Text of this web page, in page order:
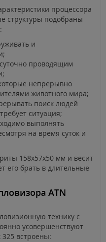
процессора
структуры подобраны
и
проводящим
непрерывно
животного мира;
поиск людей
ситуация;
выполнять
на время суток и
158x57x50 мм и весит
его брать в длительные
ATN
технику с
усовершенствуют
325 встроены: